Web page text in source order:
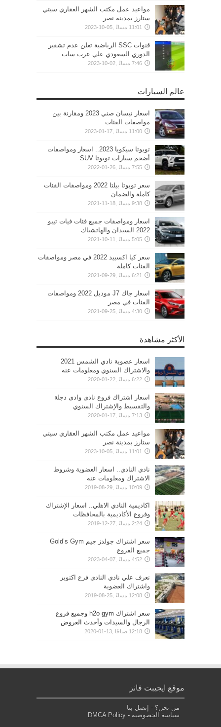
مواعيد عمل مكتب الشهر العقاري سيتي
ستارز بمدينة نصر
11:01 مساءً ,05-10-2023
قنوات SSC الرياضية تعلن عدم تشفير
الدوري السعودي علي عرب سات
7:46 مساءً ,02-10-2023
عالم السيارات
اسعار نيسان صني 2023 ومقارنة بين
مواصفات الفئات
11:00 مساءً ,17-01-2023
تويوتا سيكويا 2023.. اسعار ومواصفات
أضخم سيارات تويوتا SUV
7:55 مساءً ,26-01-2022
سعر تويوتا بيلتا 2022 ومواصفات الفئات
كاملة والضمان
9:38 مساءً ,18-11-2021
اسعار ومواصفات جميع فئات فيات تيبو
2022 السيدان والهاتشباك
5:05 مساءً ,11-10-2021
سعر كيا اكسييد 2022 في مصر ومواصفات
الفئات كاملة
6:21 مساءً ,29-09-2021
اسعار جاك J7 موديل 2022 ومواصفات
الفئات في مصر
4:30 مساءً ,25-09-2021
الأكثر مشاهدة
اسعار عضوية نادي الشمس 2021
والاشتراك السنوي ومعلومات عنه
6:22 مساءً ,22-01-2020
اسعار اشتراك فروع نادى وادى دجلة
والتقسيط والإشتراك السنوي
7:13 مساءً ,17-01-2020
مواعيد عمل مكتب الشهر العقاري سيتي
ستارز بمدينة نصر
11:01 مساءً ,05-10-2023
نادي النادي.. اسعار العضوية وشروط
الاشتراك ومعلومات عنه
10:09 مساءً ,29-08-2019
اكاديمية النادي الاهلي.. اسعار الإشتراك
وفروع الأكاديمية بالمحافظات
2:24 مساءً ,27-12-2019
سعر اشتراك جولدز جيم Gold’s Gym
جميع الفروع
4:52 مساءً ,07-04-2023
تعرف علي نادي النادي فرع اكتوبر
واشتراك العضوية
12:08 مساءً ,25-08-2019
سعر اشتراك h2o gym وجميع فروع
الرجال والسيدات وأحدث العروض
12:18 صباحًا ,13-01-2020
موقع ايجيبت فانز
من نحن؟ - إتصل بنا
سياسة الخصوصية -
DMCA Policy